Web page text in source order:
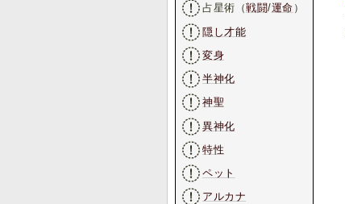
占星術（戦闘/運命 ）
隠し才能
変身
半神化
神聖
異神化
特性
ペット
アルカナ